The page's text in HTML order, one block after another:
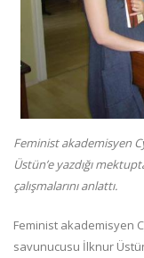
Feminist akademisyen
Üstün’e yazdığı
çalışmalarını anlattı.
Feminist akademisyen
savunucusu İlknur